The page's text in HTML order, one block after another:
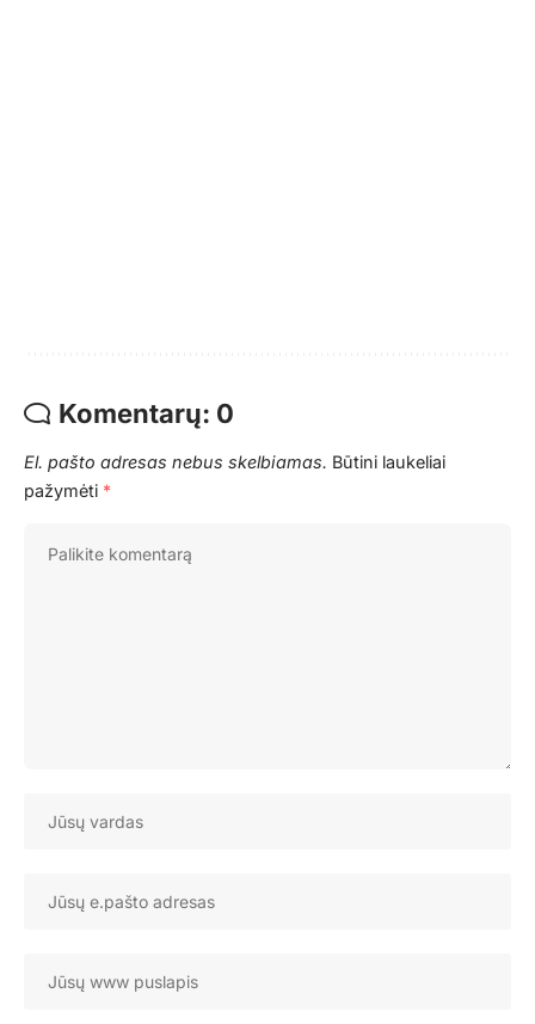
Komentarų: 0
El. pašto adresas nebus skelbiamas. Būtini laukeliai
pažymėti *